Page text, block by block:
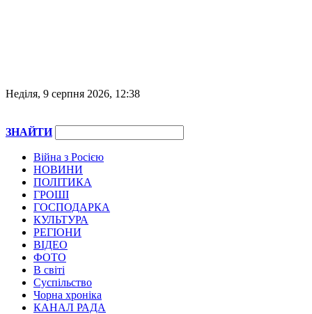
Неділя, 9 серпня 2026, 12:38
ЗНАЙТИ
Війна з Росією
НОВИНИ
ПОЛІТИКА
ГРОШІ
ГОСПОДАРКА
КУЛЬТУРА
РЕГІОНИ
ВІДЕО
ФОТО
В світі
Суспільство
Чорна хроніка
КАНАЛ РАДА